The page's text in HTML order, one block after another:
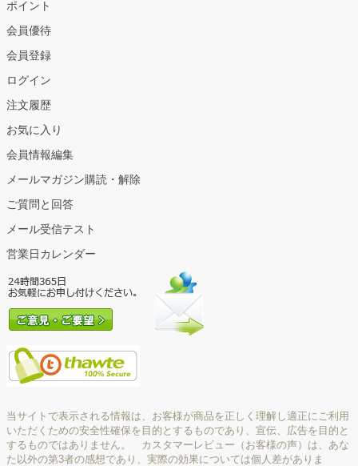
ポイント
会員優待
会員登録
ログイン
注文履歴
お気に入り
会員情報編集
メールマガジン購読・解除
ご質問と回答
メール受信テスト
営業日カレンダー
当サイトで表示される情報は、お客様が商品を正しく理解し適正にご利用
いただくための安全性確保を目的とするものであり、宣伝、広告を目的と
するものではありません。 カスタマーレビュー（お客様の声）は、あな
た以外の第3者の感想であり、実際の効果については個人差がありま